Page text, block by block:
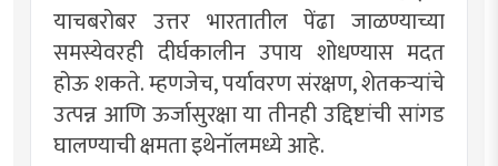
याचबरोबर उत्तर भारतातील पेंढा जाळण्याच्या
समस्येवरही दीर्घकालीन उपाय शोधण्यास मदत
होऊ शकते. म्हणजेच, पर्यावरण संरक्षण, शेतकऱ्यांचे
उत्पन्न आणि ऊर्जासुरक्षा या तीनही उद्दिष्टांची सांगड
घालण्याची क्षमता इथेनॉलमध्ये आहे.